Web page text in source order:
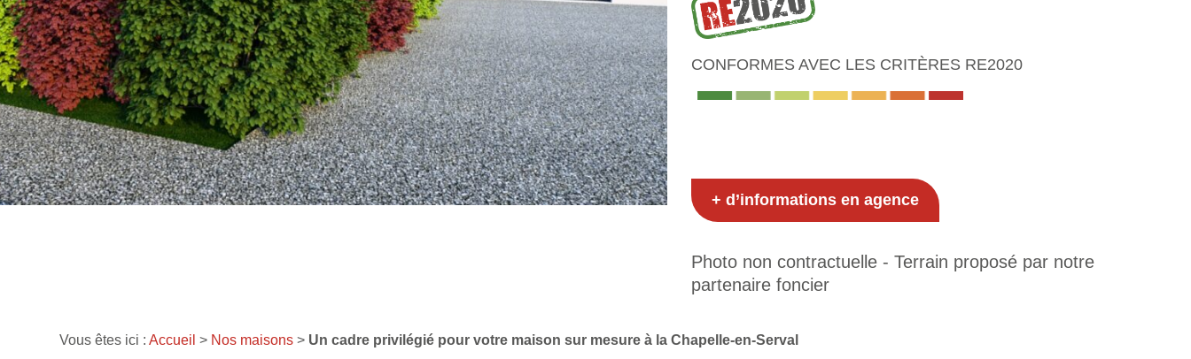
CONFORMES AVEC LES CRITÈRES RE2020
+ d’informations en agence
Photo non contractuelle - Terrain proposé par notre
partenaire foncier
Vous êtes ici :Accueil > Nos maisons > Un cadre privilégié pour votre maison sur mesure à la Chapelle-en-Serval